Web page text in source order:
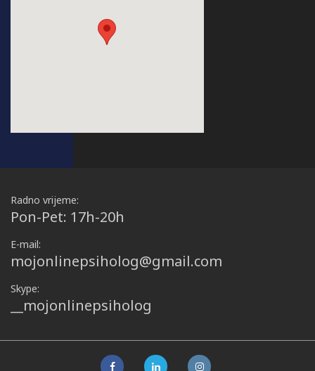
Radno vrijeme:
Pon-Pet: 17h-20h
E-mail:
mojonlinepsiholog@gmail.com
Skype:
__mojonlinepsiholog